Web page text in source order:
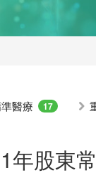
醫療 17
年股東